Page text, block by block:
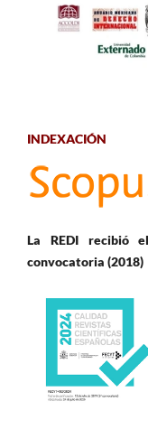
INDEXACIÓN
La REDI recibió
convocatoria (2018)